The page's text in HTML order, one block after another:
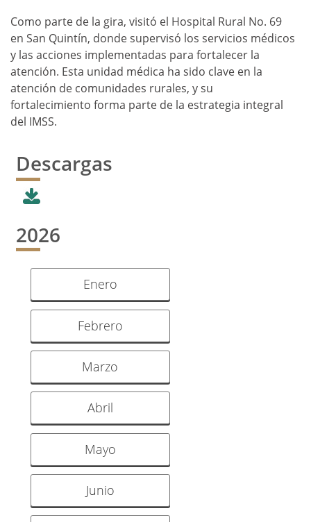
Como parte de la gira, visitó el Hospital Rural No. 69
en San Quintín, donde supervisó los servicios médicos
y las acciones implementadas para fortalecer la
atención. Esta unidad médica ha sido clave en la
atención de comunidades rurales, y su
fortalecimiento forma parte de la estrategia integral
del IMSS.
Descargas
2026
Enero
Febrero
Marzo
Abril
Mayo
Junio